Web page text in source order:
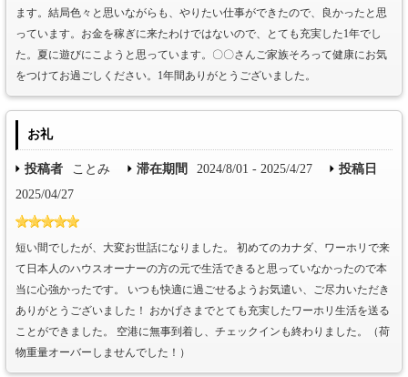
ます。結局色々と思いながらも、やりたい仕事ができたので、良かったと思
っています。お金を稼ぎに来たわけではないので、とても充実した1年でし
た。夏に遊びにこようと思っています。〇〇さんご家族そろって健康にお気
をつけてお過ごしください。1年間ありがとうございました。
お礼
投稿者 ことみ 滞在期間 2024/8/01 - 2025/4/27
投稿日
2025/04/27
短い間でしたが、大変お世話になりました。 初めてのカナダ、ワーホリで来
て日本人のハウスオーナーの方の元で生活できると思っていなかったので本
当に心強かったです。 いつも快適に過ごせるようお気遣い、ご尽力いただき
ありがとうございました！ おかげさまでとても充実したワーホリ生活を送る
ことができました。 空港に無事到着し、チェックインも終わりました。（荷
物重量オーバーしませんでした！）